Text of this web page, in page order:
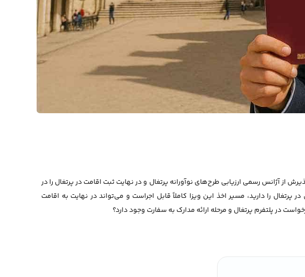
از آژانس رسمی ارزیابی طرح‌های نوآورانه پرتغال و در نهایت ثبت اقامت در پرتغال را در
پرتغال را دارید، مسیر اخذ این ویزا کاملاً قابل اجراست و می‌تواند در نهایت به اقامت
در پلتفرم پرتغال و مرحله ارائه مدارک به سفارت وجود دارد؟